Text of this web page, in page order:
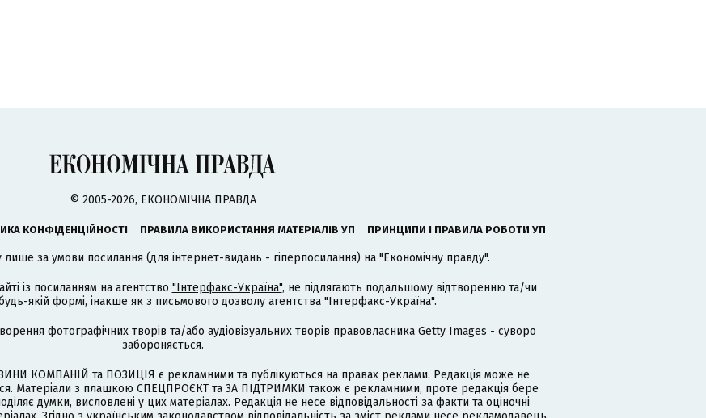
© 2005-2026, ЕКОНОМІЧНА ПРАВДА
КОНФІДЕНЦІЙНОСТІ ПРАВИЛА ВИКОРИСТАННЯ МАТЕРІАЛІВ УП ПРИНЦИПИ І ПРАВИЛА РОБОТИ УП
лише за умови посилання (для інтернет-видань - гіперпосилання) на "Економічну правду".
із посиланням на агентство "Інтерфакс-Україна", не підлягають подальшому відтворенню та/чи
якій формі, інакше як з письмового дозволу агентства "Інтерфакс-Україна".
фотографічних творів та/або аудіовізуальних творів правовласника Getty Images - суворо
забороняється.
КОМПАНІЙ та ПОЗИЦІЯ є рекламними та публікуються на правах реклами. Редакція може не
Матеріали з плашкою СПЕЦПРОЄКТ та ЗА ПІДТРИМКИ також є рекламними, проте редакція бере
думки, висловлені у цих матеріалах. Редакція не несе відповідальності за факти та оціночні